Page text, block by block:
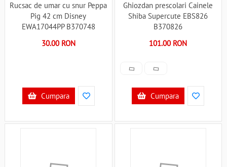
Rucsac de umar cu snur Peppa
Pig 42 cm Disney
EWA17044PP B370748
30.00 RON
Cumpara
Ghiozdan prescolari Cainele
Shiba Supercute EBS826
B370826
101.00 RON
Cumpara